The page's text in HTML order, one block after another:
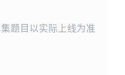
题目以实际上线为准